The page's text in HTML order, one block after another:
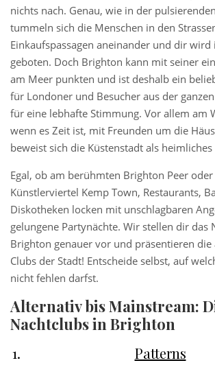
nichts nach. Genau, wie in der
tummeln sich die Menschen in den
Einkaufspassagen aneinander und dir
geboten. Doch Brighton kann mit seiner
am Meer punkten und ist deshalb ein
für Londoner und Besucher aus der
für eine lebhafte Stimmung. Vor allem am
wenn es Zeit ist, mit Freunden um die
beweist sich die Küstenstadt als
Egal, ob am berühmten Brighton Peer
Künstlerviertel Kemp Town, Restaurants,
Diskotheken locken mit unschlagbaren
gelungene Partynächte. Wir stellen dir das
Brighton genauer vor und präsentieren die
Clubs der Stadt! Entscheide selbst, auf
nicht fehlen darfst.
Alternativ bis Mainstream:
Nachtclubs in Brighton
Patterns